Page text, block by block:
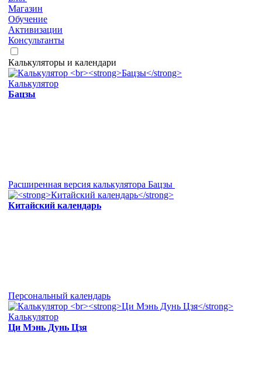
Магазин
Обучение
Активизации
Консультанты
Калькуляторы и календари
Калькулятор
Бацзы
Расширенная версия калькулятора Бацзы
Китайский календарь
Персональный календарь
Калькулятор
Ци Мэнь Дунь Цзя